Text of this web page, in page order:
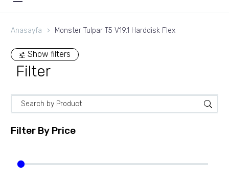
Anasayfa Monster Tulpar T5 V19.1 Harddisk Flex
Show filters
Filter
Filter By Price